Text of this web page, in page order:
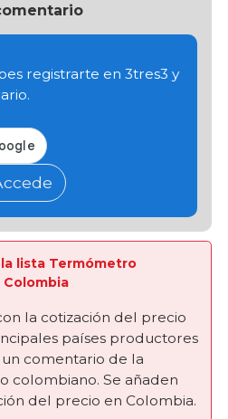
registrarte en 3tres3 y
lista Termómetro
la cotización del precio
países productores
comentario de la
colombiano. Se añaden
del precio en Colombia.